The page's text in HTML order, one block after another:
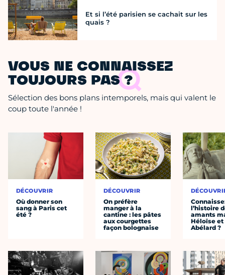
Et si l’été parisien se cachait sur les
quais ?
VOUS NE CONNAISSEZ
TOUJOURS PAS ?
Sélection des bons plans intemporels, mais qui valent le
coup toute l'année !
DÉCOUVRIR
Où donner son
sang à Paris cet
été ?
DÉCOUVRIR
On préfère
manger à la
cantine : les pâtes
aux courgettes
façon bolognaise
l’histoire
amants
Héloïse et
Abélard ?